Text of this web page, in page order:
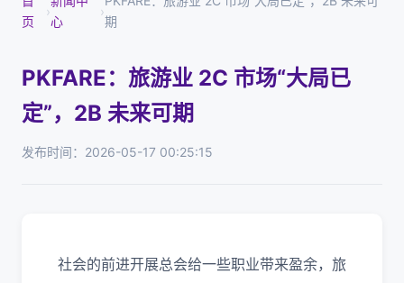
页
›
心
›
期
PKFARE：旅游业 2C 市场“大局已
定”，2B 未来可期
发布时间：2026-05-17 00:25:15
社会的前进开展总会给一些职业带来盈余，旅